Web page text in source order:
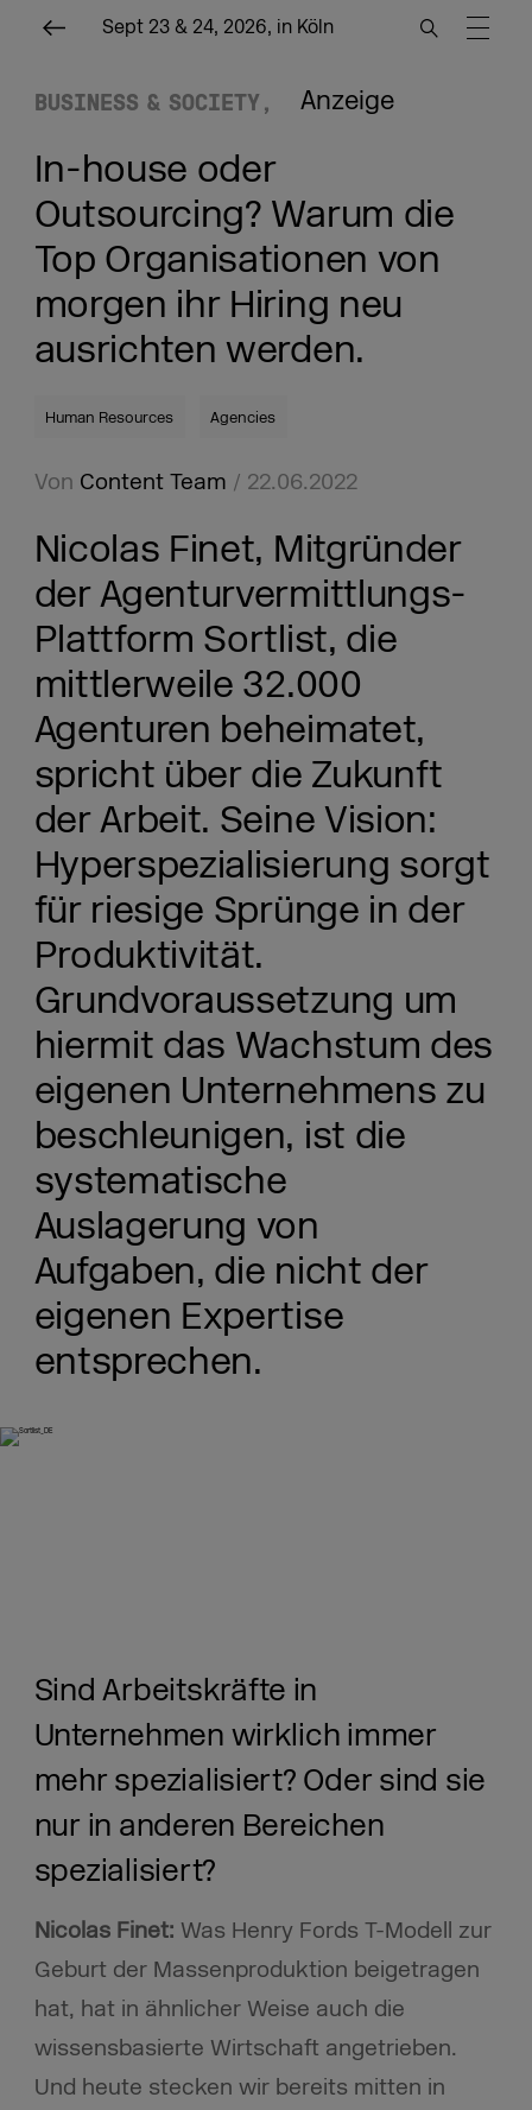
Sept 23 & 24, 2026, in Köln
BUSINESS & SOCIETY Anzeige
In-house oder
Outsourcing? Warum die
Top Organisationen von
morgen ihr Hiring neu
ausrichten werden.
Human Resources Agencies
Von Content Team / 22.06.2022
Nicolas Finet, Mitgründer
der Agenturvermittlungs-
Plattform Sortlist, die
mittlerweile 32.000
Agenturen beheimatet,
spricht über die Zukunft
der Arbeit. Seine Vision:
Hyperspezialisierung sorgt
für riesige Sprünge in der
Produktivität.
Grundvoraussetzung um
hiermit das Wachstum des
eigenen Unternehmens zu
beschleunigen, ist die
systematische
Auslagerung von
Aufgaben, die nicht der
eigenen Expertise
entsprechen.
Sind Arbeitskräfte in
Unternehmen wirklich immer
mehr spezialisiert? Oder sind sie
nur in anderen Bereichen
spezialisiert?
Nicolas Finet: Was Henry Fords T-Modell zur
Geburt der Massenproduktion beigetragen
hat, hat in ähnlicher Weise auch die
wissensbasierte Wirtschaft angetrieben.
Und heute stecken wir bereits mitten in